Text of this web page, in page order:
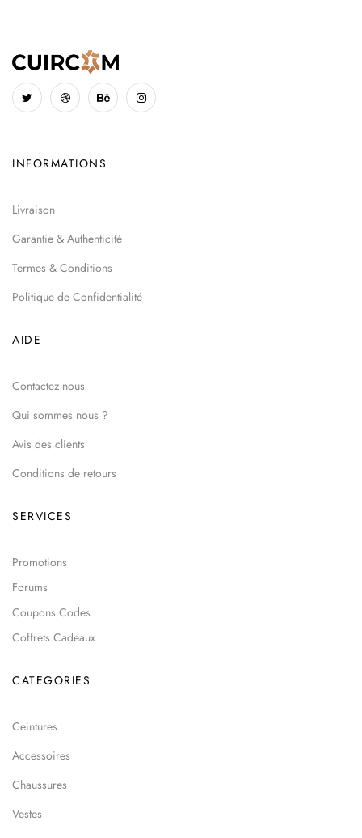
INFORMATIONS
Livraison
Garantie & Authenticité
Termes & Conditions
Politique de Confidentialité
AIDE
Contactez nous
Qui sommes nous ?
Avis des clients
Conditions de retours
SERVICES
Promotions
Forums
Coupons Codes
Coffrets Cadeaux
CATEGORIES
Ceintures
Accessoires
Chaussures
Vestes